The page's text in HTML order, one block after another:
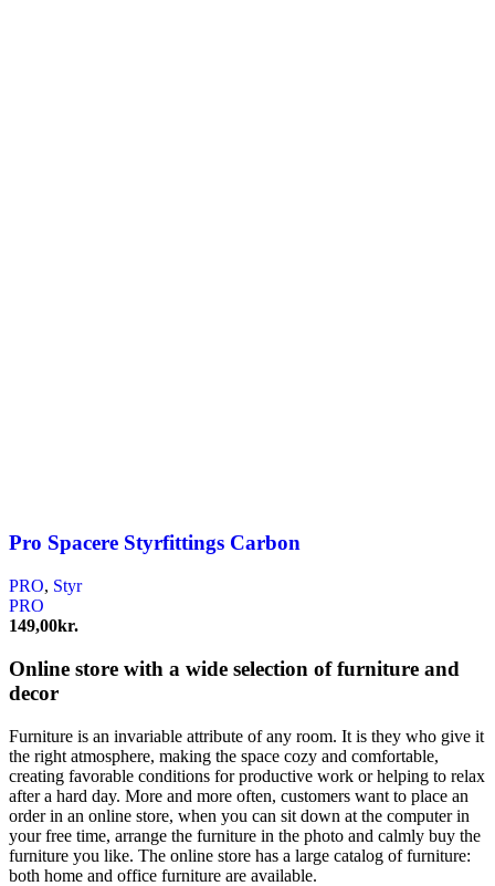
Pro Spacere Styrfittings Carbon
PRO, Styr
PRO
149,00kr.
Online store with a wide selection of furniture and
decor
Furniture is an invariable attribute of any room. It is they who give it
the right atmosphere, making the space cozy and comfortable,
creating favorable conditions for productive work or helping to relax
after a hard day. More and more often, customers want to place an
order in an online store, when you can sit down at the computer in
your free time, arrange the furniture in the photo and calmly buy the
furniture you like. The online store has a large catalog of furniture:
both home and office furniture are available.